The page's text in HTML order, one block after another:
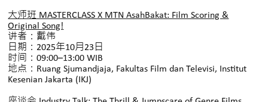
大师班 MASTERCLASS X MTN AsahBakat: Film Scoring &
Original Song!
讲者：戴伟
日期：2025年10月23日
时间：09:00–13:00 WIB
地点：Ruang Sjumandjaja, Fakultas Film dan Televisi, Institut
Kesenian Jakarta (IKJ)